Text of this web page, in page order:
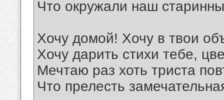
Что окружали наш
Хочу домой! Хочу в твои
Хочу дарить стихи тебе,
Мечтаю раз хоть триста
Что прелесть